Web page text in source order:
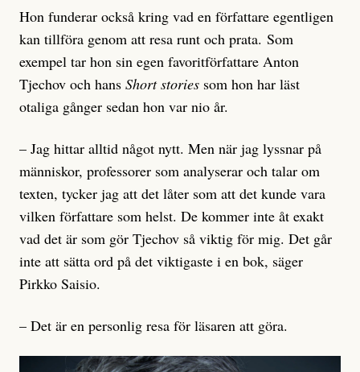
Hon funderar också kring vad en författare egentligen
kan tillföra genom att resa runt och prata. Som
exempel tar hon sin egen favoritförfattare Anton
Tjechov och hans Short stories som hon har läst
otaliga gånger sedan hon var nio år.
– Jag hittar alltid något nytt. Men när jag lyssnar på
människor, professorer som analyserar och talar om
texten, tycker jag att det låter som att det kunde vara
vilken författare som helst. De kommer inte åt exakt
vad det är som gör Tjechov så viktig för mig. Det går
inte att sätta ord på det viktigaste i en bok, säger
Pirkko Saisio.
– Det är en personlig resa för läsaren att göra.